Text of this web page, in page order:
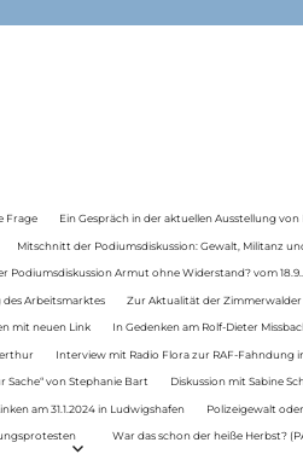
Frage Ein Gespräch in der aktuellen Ausstellung
Mitschnitt der Podiumsdiskussion: Gewalt, Militanz
Podiumsdiskussion Armut ohne Widerstand? vom
des Arbeitsmarktes Zur Aktualität der Zimmerwalder
mit neuen Link In Gedenken am Rolf-Dieter
Interview mit Radio Flora zur RAF-Fahndung
von Stephanie Bart Diskussion mit Sabine
am 31.1.2024 in Ludwigshafen Polizeigewalt
War das schon der heiße Herbst?